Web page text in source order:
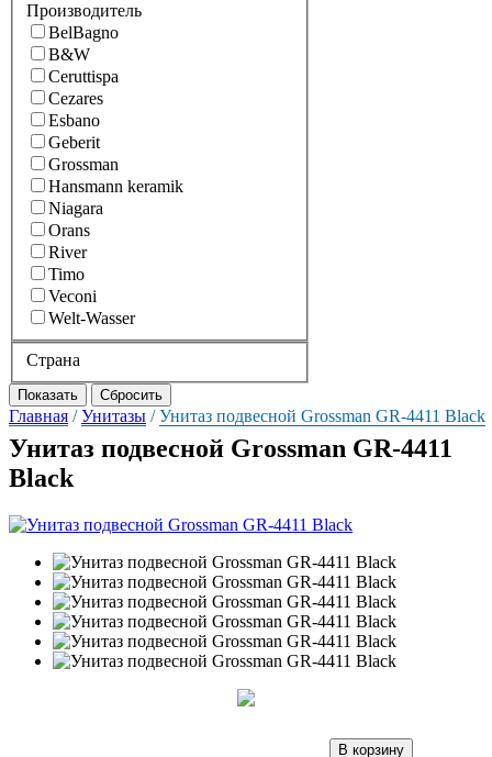
Производитель
BelBagno
B&W
Ceruttispa
Cezares
Esbano
Geberit
Grossman
Hansmann keramik
Niagara
Orans
River
Timo
Veconi
Welt-Wasser
Страна
Главная /Унитазы /Унитаз подвесной Grossman GR-4411 Black
Унитаз подвесной Grossman GR-4411
Black